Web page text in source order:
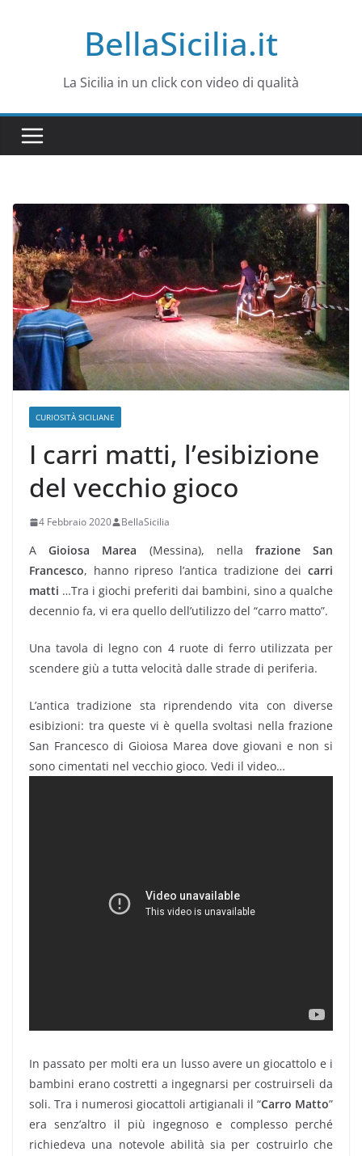
BellaSicilia.it
La Sicilia in un click con video di qualità
CURIOSITÀ SICILIANE
I carri matti, l’esibizione
del vecchio gioco
4 Febbraio 2020 BellaSicilia
AGioiosa Marea (Messina), nella frazione San
Francesco, hanno ripreso l’antica tradizione dei carri
matti …Tra i giochi preferiti dai bambini, sino a qualche
decennio fa, vi era quello dell’utilizzo del “carro matto”.
Una tavola di legno con 4 ruote di ferro utilizzata per
scendere giù a tutta velocità dalle strade di periferia.
L’antica tradizione sta riprendendo vita con diverse
esibizioni: tra queste vi è quella svoltasi nella frazione
San Francesco di Gioiosa Marea dove giovani e non si
sono cimentati nel vecchio gioco. Vedi il video…
In passato per molti era un lusso avere un giocattolo e i
bambini erano costretti a ingegnarsi per costruirseli da
soli. Tra i numerosi giocattoli artigianali il “Carro Matto”
era senz’altro il più ingegnoso e complesso perché
richiedeva una notevole abilità sia per costruirlo che